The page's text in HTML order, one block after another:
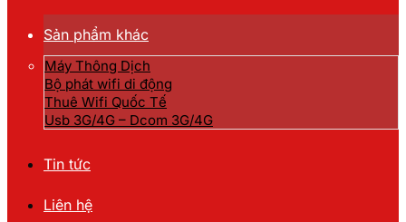
Sản phẩm khác
Máy Thông Dịch
Bộ phát wifi di động
Thuê Wifi Quốc Tế
Usb 3G/4G – Dcom 3G/4G
Tin tức
Liên hệ